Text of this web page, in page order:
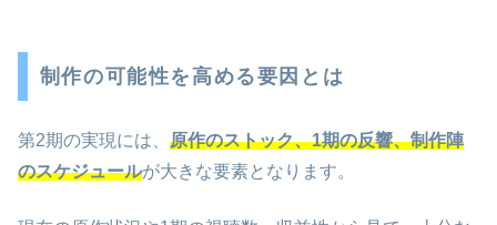
制作の可能性を高める要因とは
第2期の実現には、 原作のストック、1期の反響、制作陣
のスケジュールが大きな要素となります。